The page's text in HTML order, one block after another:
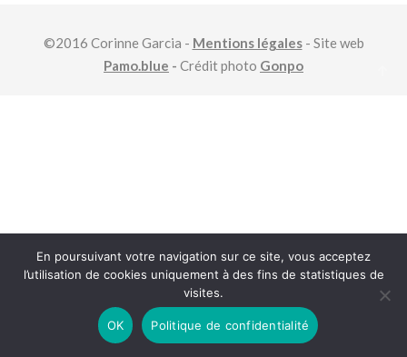
©2016 Corinne Garcia - Mentions légales- Site web
Pamo.blue - Crédit photo Gonpo
En poursuivant votre navigation sur ce site, vous acceptez
l’utilisation de cookies uniquement à des fins de statistiques de
visites.
OK Politique de confidentialité